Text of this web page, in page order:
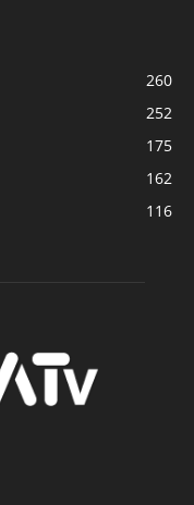
260
252
175
162
116